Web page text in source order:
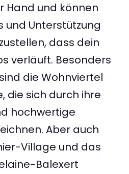
Hand und können
und Unterstützung
dass dein
verläuft. Besonders
die Wohnviertel
die sich durch ihre
hochwertige
Aber auch
Village und das
Balexert